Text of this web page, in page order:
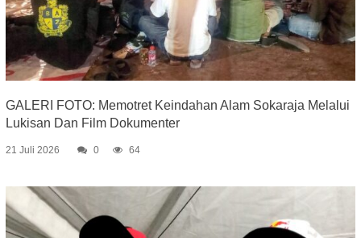
GALERI FOTO: Memotret Keindahan Alam Sokaraja Melalui
Lukisan Dan Film Dokumenter
21 Juli 2026 0 64